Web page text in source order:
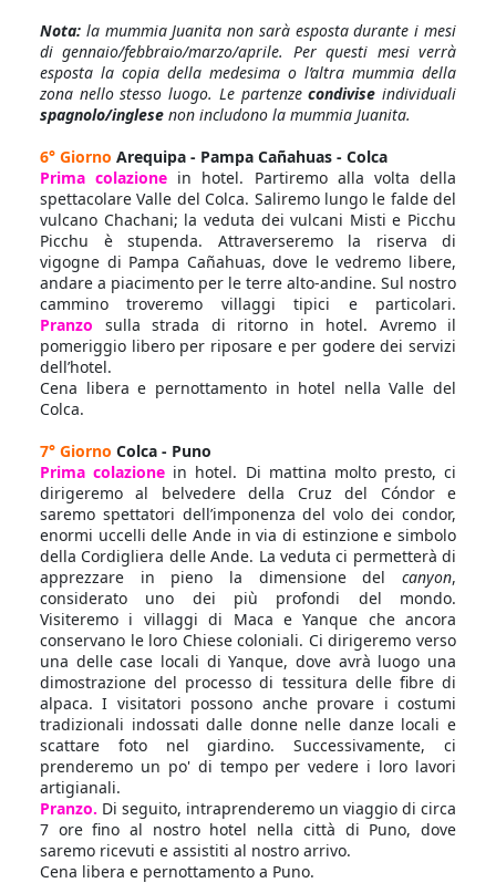
Nota: la mummia Juanita non sarà esposta durante i mesi
di gennaio/febbraio/marzo/aprile. Per questi mesi verrà
esposta la copia della medesima o l’altra mummia della
zona nello stesso luogo. Le partenzecondivise individuali
spagnolo/inglese non includono la mummia Juanita.
6° Giorno Arequipa - Pampa Cañahuas - Colca
Prima colazione in hotel. Partiremo alla volta della
spettacolare Valle del Colca. Saliremo lungo le falde del
vulcano Chachani; la veduta dei vulcani Misti e Picchu
Picchu è stupenda. Attraverseremo la riserva di
vigogne di Pampa Cañahuas, dove le vedremo libere,
andare a piacimento per le terre alto-andine. Sul nostro
cammino troveremo villaggi tipici e particolari.
Pranzo sulla strada di ritorno in hotel. Avremo il
pomeriggio libero per riposare e per godere dei servizi
dell’hotel.
Cena libera e pernottamento in hotel nella Valle del
Colca.
7° Giorno Colca - Puno
Prima colazione in hotel. Di mattina molto presto, ci
dirigeremo al belvedere della Cruz del Cóndor e
saremo spettatori dell’imponenza del volo dei condor,
enormi uccelli delle Ande in via di estinzione e simbolo
della Cordigliera delle Ande. La veduta ci permetterà di
apprezzare in pieno la dimensione del canyon,
considerato uno dei più profondi del mondo.
Visiteremo i villaggi di Maca e Yanque che ancora
conservano le loro Chiese coloniali. Ci dirigeremo verso
una delle case locali di Yanque, dove avrà luogo una
dimostrazione del processo di tessitura delle fibre di
alpaca. I visitatori possono anche provare i costumi
tradizionali indossati dalle donne nelle danze locali e
scattare foto nel giardino. Successivamente, ci
prenderemo un po' di tempo per vedere i loro lavori
artigianali.
Pranzo. Di seguito, intraprenderemo un viaggio di circa
7 ore fino al nostro hotel nella città di Puno, dove
saremo ricevuti e assistiti al nostro arrivo.
Cena libera e pernottamento a Puno.